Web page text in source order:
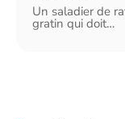
Un saladier de
gratin qui doit…